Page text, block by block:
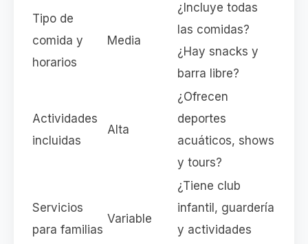
Tipo de
comida y
horarios
Media
¿Incluye todas
las comidas?
¿Hay snacks y
barra libre?
Actividades
incluidas
Alta
¿Ofrecen
deportes
acuáticos, shows
y tours?
Servicios
para familias
Variable
¿Tiene club
infantil, guardería
y actividades